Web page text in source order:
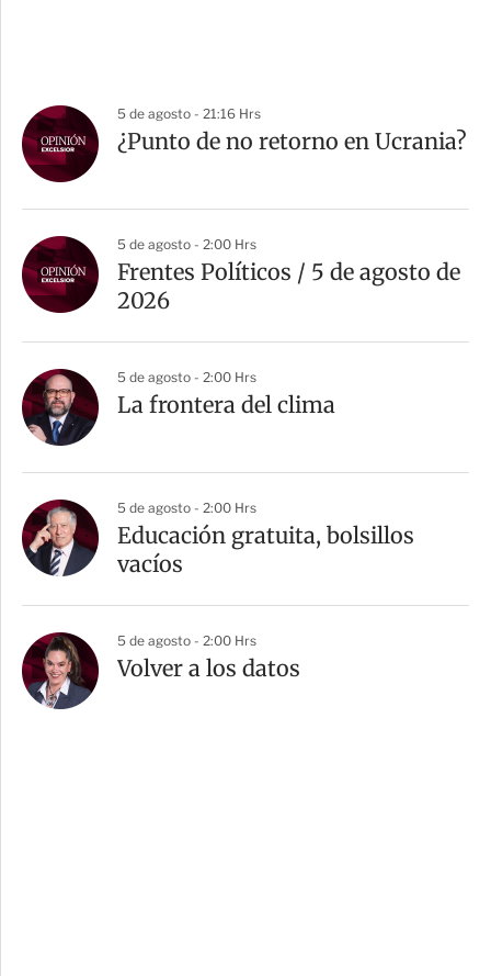
5 de agosto - 21:16 Hrs
¿Punto de no retorno en Ucrania?
5 de agosto - 2:00 Hrs
Frentes Políticos / 5 de agosto de
2026
5 de agosto - 2:00 Hrs
La frontera del clima
5 de agosto - 2:00 Hrs
Educación gratuita, bolsillos
vacíos
5 de agosto - 2:00 Hrs
Volver a los datos